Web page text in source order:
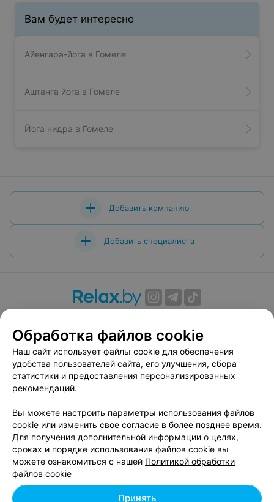
Вам будет интересно
Айенгара-йога в Гомеле
Аштанга йога в Гомеле
Йога нидра в Гомеле
Добавить компанию
Добавить специалиста
Вакансии
Публичный договор
Способы оплаты
Публичный договор по использованию сервиса
«Афиша»
Пользовательское соглашение
Связаться по вопросам сотрудничества
Написать руководителю relax.by
Персональные настройки cookie
Обработка персональных данных
Обработка файлов cookie
Наш сайт использует файлы cookie для обеспечения
удобства пользователей сайта, его улучшения, сбора
статистики и предоставления персонализированных
рекомендаций.
Вы можете настроить параметры использования файлов
cookie или изменить свое согласие в более позднее время.
Для получения дополнительной информации о целях,
сроках и порядке использования файлов cookie вы
можете ознакомиться с нашей Политикой обработки
файлов cookie
Принять